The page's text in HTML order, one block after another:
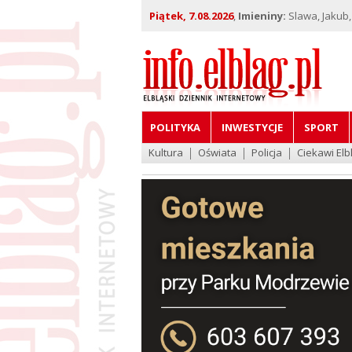
Piątek, 7.08.2026, Imieniny: Slawa,
POLITYKA INWESTYCJE
SPORT
Kultura
Oświata Policja Ciekawi